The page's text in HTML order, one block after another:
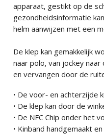
apparaat, gestikt op de
gezondheidsinformatie
helm aanwijzen met een
De klep kan gemakkelijk
naar polo, van jockey
en vervangen door de
• De voor- en achterzijde
• De klep kan door de
• De NFC Chip onder het
• Kinband handgemaakt